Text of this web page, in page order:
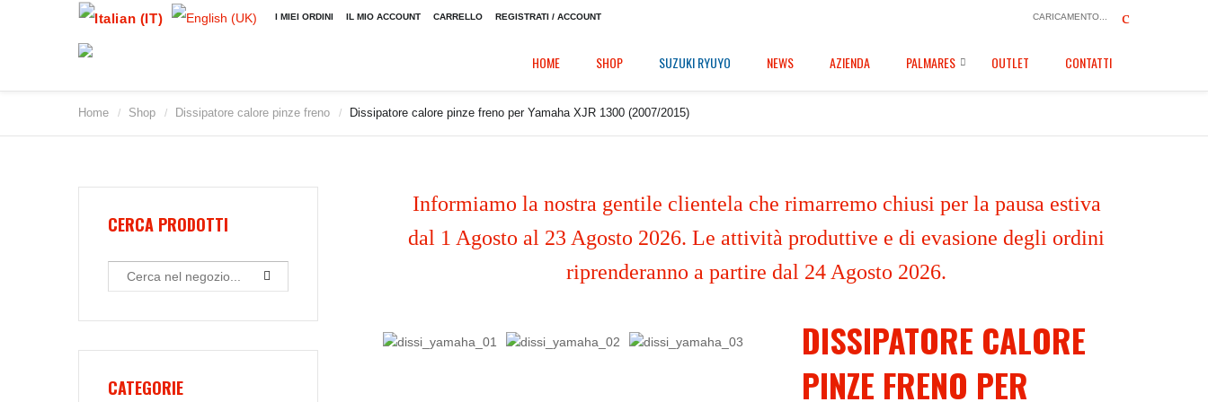
I MIEI ORDINI IL MIO ACCOUNT CARRELLO REGISTRATI / ACCOUNT CARICAMENTO...
HOME SHOP SUZUKI RYUYO NEWS AZIENDA PALMARES
2010
OUTLET CONTATTI
Home / Shop / Dissipatore calore pinze freno / Dissipatore calore pinze freno per Yamaha XJR 1300 (2007/2015)
Informiamo la nostra gentile clientela che rimarremo chiusi per la pausa estiva
dal 1 Agosto al 23 Agosto 2026. Le attività produttive e di evasione degli ordini
riprenderanno a partire dal 24 Agosto 2026.
DISSIPATORE CALORE
PINZE FRENO PER
CERCA PRODOTTI
CATEGORIE